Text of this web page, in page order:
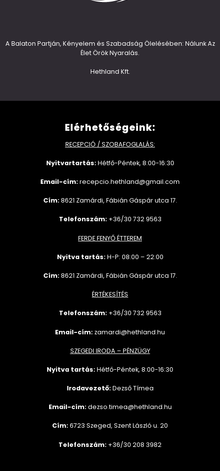
A Balaton Partján, Kényelem és Szabadság Ölelésében: Nálunk Az
Élet Örök Nyaralás.
Hethland Kft.
Elérhetőségeink:
RECEPCIÓ / SZOBAFOGLALÁS:
Nyitvartartás:Hétfő-Péntek, 8:00-16:30
Email-cím:recepcio.hethland@gmail.com
Cím:8621 Zamárdi, Fábián Gáspár utca 17.
Telefonszám: +36/30 732 9563
FERDE FENYŐ ÉTTEREM
Nyitva tartás:H-P: 08:00 – 22:00
Cím:8621 Zamárdi, Fábián Gáspár utca 17.
ÉRTÉKESÍTÉS
Telefonszám: +36/30 7329563
Email-cím: zamardi@hethland.hu
SZEGEDI IRODA – PÉNZÜGY
Nyitva tartás:Hétfő-Péntek, 8:00-16:30
Irodavezető:Dezső Tímea
Email-cím: dezso.timea@hethland.hu
Cím:6723 Szeged, Szent László u. 20
Telefonszám: +36/30 208 3982